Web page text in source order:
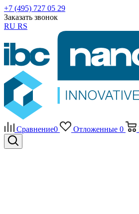
+7 (495) 727 05 29
Заказать звонок
RU RS
Сравнение0 Отложенные 0